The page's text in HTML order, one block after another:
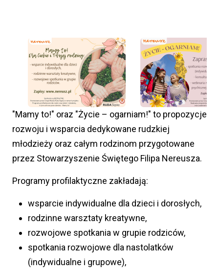
"Mamy to!" oraz "Życie – ogarniam!" to propozycje
rozwoju i wsparcia dedykowane rudzkiej
młodzieży oraz całym rodzinom przygotowane
przez Stowarzyszenie Świętego Filipa Nereusza.
Programy profilaktyczne zakładają:
wsparcie indywidualne dla dzieci i dorosłych,
rodzinne warsztaty kreatywne,
rozwojowe spotkania w grupie rodziców,
spotkania rozwojowe dla nastolatków
(indywidualne i grupowe),